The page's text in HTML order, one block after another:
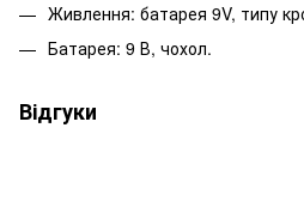
Живлення: батарея 9V, типу
Батарея: 9 В, чохол.
Відгуки